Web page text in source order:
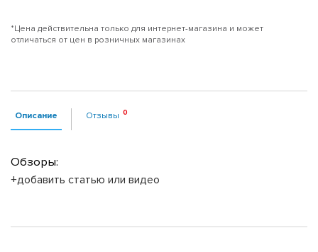
*Цена действительна только для интернет-магазина и может
отличаться от цен в розничных магазинах
Описание Отзывы
Обзоры:
+добавить статью или видео